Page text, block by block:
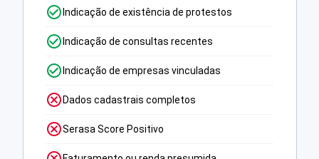
Indicação de existência de protestos
Indicação de consultas recentes
Indicação de empresas vinculadas
Dados cadastrais completos
Serasa Score Positivo